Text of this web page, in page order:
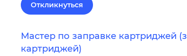
Откликнуться
Мастер по заправке картриджей
картриджей)